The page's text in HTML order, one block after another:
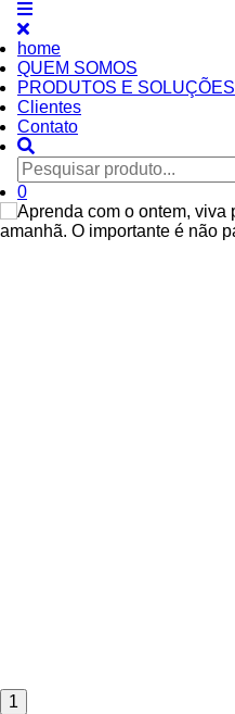
home
QUEM SOMOS
PRODUTOS E SOLUÇÕES
Clientes
Contato
0
1